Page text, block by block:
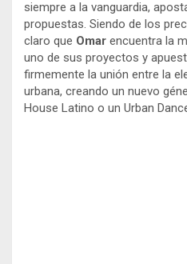
siempre a la vanguardia,
propuestas. Siendo de los
claro que Omar encuentra la
uno de sus proyectos y
firmemente la unión entre la
urbana, creando un nuevo
House Latino o un Urban